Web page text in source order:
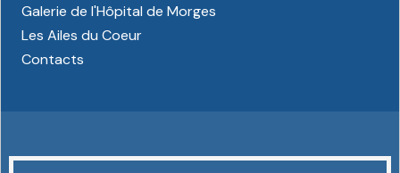
Galerie de l'Hôpital de Morges
Les Ailes du Coeur
Contacts